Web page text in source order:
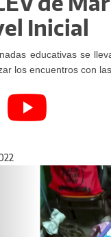
Inicial
educativas se
los encuentros con
Anterior